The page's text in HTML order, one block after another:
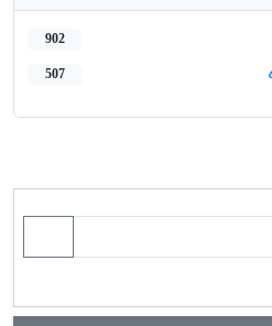
902
507